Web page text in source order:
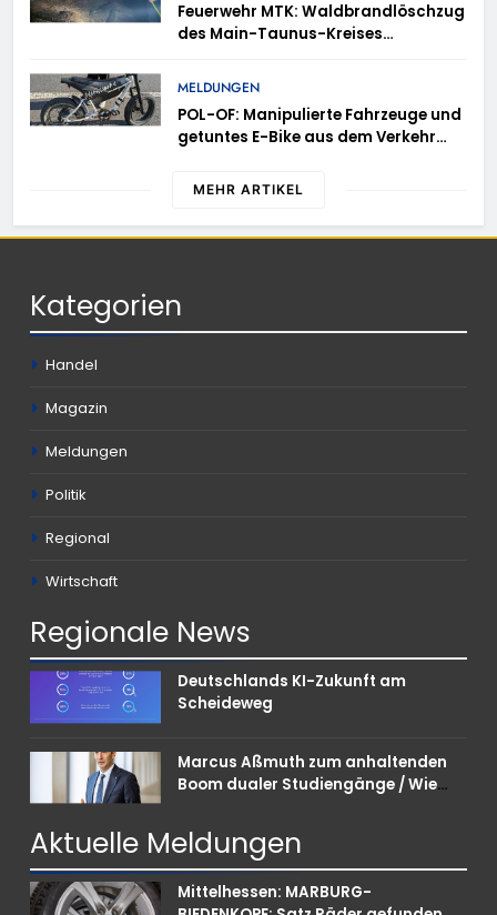
Feuerwehr MTK: Waldbrandlöschzug
des Main-Taunus-Kreises
Rheingau-Taunus-Kreis – Rund 45
schwierigem Gelände die Flanken
des Brandgebietes
MELDUNGEN
POL-OF: Manipulierte Fahrzeuge und
getuntes E-Bike aus dem Verkehr
gleich mehrere Verstöße auf
MEHR ARTIKEL
Kategorien
Handel
Magazin
Meldungen
Politik
Regional
Wirtschaft
Regionale News
Deutschlands KI-Zukunft am
Scheideweg
Marcus Aßmuth zum anhaltenden
Boom dualer Studiengänge / Wie
punkten können
Aktuelle Meldungen
Mittelhessen: MARBURG-